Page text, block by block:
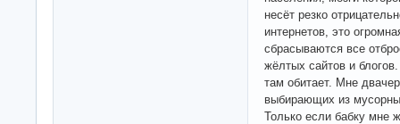
несёт резко
интернетов, это
сбрасываются все
жёлтых сайтов и блогов.
там обитает. Мне
выбирающих из
Только если бабку мне